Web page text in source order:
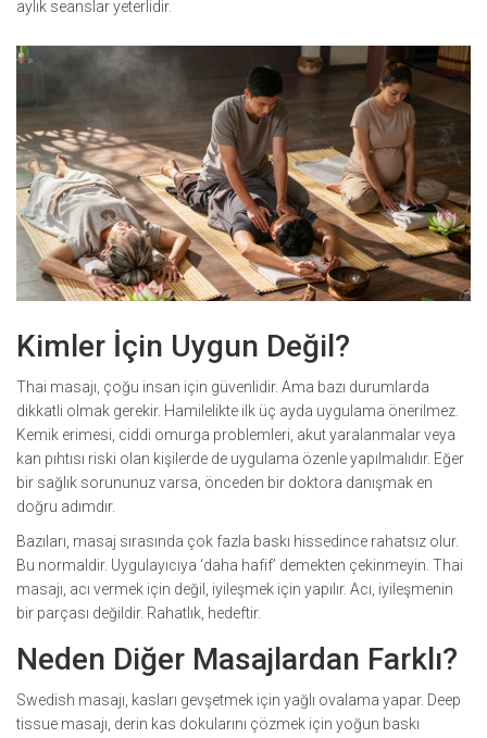
aylık seanslar yeterlidir.
Kimler İçin Uygun Değil?
Thai masajı, çoğu insan için güvenlidir. Ama bazı durumlarda
dikkatli olmak gerekir. Hamilelikte ilk üç ayda uygulama önerilmez.
Kemik erimesi, ciddi omurga problemleri, akut yaralanmalar veya
kan pıhtısı riski olan kişilerde de uygulama özenle yapılmalıdır. Eğer
bir sağlık sorununuz varsa, önceden bir doktora danışmak en
doğru adımdır.
Bazıları, masaj sırasında çok fazla baskı hissedince rahatsız olur.
Bu normaldir. Uygulayıcıya ‘daha hafif’ demekten çekinmeyin. Thai
masajı, acı vermek için değil, iyileşmek için yapılır. Acı, iyileşmenin
bir parçası değildir. Rahatlık, hedeftir.
Neden Diğer Masajlardan Farklı?
Swedish masajı, kasları gevşetmek için yağlı ovalama yapar. Deep
tissue masajı, derin kas dokularını çözmek için yoğun baskı